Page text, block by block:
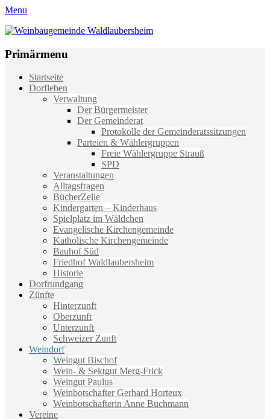
Menu
Weinbaugemeinde Waldlaubersheim
Primärmenu
Weiter
zum
Startseite
Dorfleben
Verwaltung
Der Bürgermeister
Der Gemeinderat
Protokolle der Gemeinderatssitzungen
Parteien & Wählergruppen
Freie Wählergruppe Strauß
SPD
Veranstaltungen
Alltagsfragen
BücherZelle
Kindergarten – Kinderhaus
Spielplatz im Wäldchen
Evangelische Kirchengemeinde
Katholische Kirchengemeinde
Bauhof Süd
Friedhof Waldlaubersheim
Historie
Dorfrundgang
Zünfte
Hinterzunft
Oberzunft
Unterzunft
Schweizer Zunft
Weindorf
Weingut Bischof
Wein- & Sektgut Merg-Frick
Weingut Paulus
Weinbotschafter Gerhard Horteux
Weinbotschafterin Anne Buchmann
Vereine